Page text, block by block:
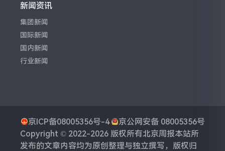
新闻资讯
集团新闻
国际新闻
国内新闻
行业新闻
京ICP备08005356号-4
京公网安备 08005356号
Copyright © 2022-2026 版权所有北京周报本站所
发布的文章内容均为原创整理与独立撰写，版权归